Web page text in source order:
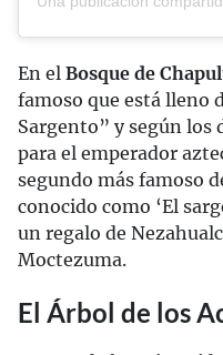
En el Bosque de
famoso que está lleno
Sargento” y según los
para el emperador
segundo más famoso
conocido como ‘El
un regalo de
Moctezuma.
El Árbol de los